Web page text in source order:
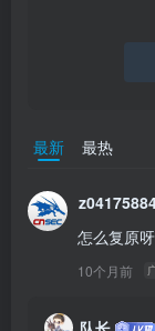
最新 最热
怎么复原
10个月前